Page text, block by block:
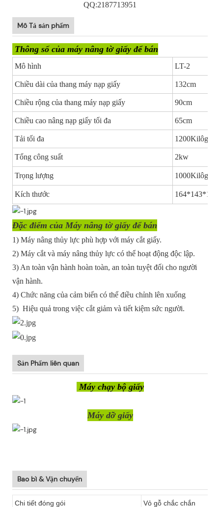
QQ:2187713951
Mô Tả sản phẩm
Thông số của máy nâng tờ giấy để bán
Mô hình LT-2
Chiều dài của thang máy nạp giấy 132cm
Chiều rộng của thang máy nạp giấy 90cm
Chiều cao nâng nạp giấy tối đa 65cm
Tải tối đa 1200Kilôgam
Tổng công suất 2kw
Trọng lượng 1000Kilôgam
Kích thước
Đặc điểm của Máy nâng tờ giấy để bán
1) Máy nâng thủy lực phù hợp với máy cắt giấy.
2) Máy cắt và máy nâng thủy lực có thể hoạt động độc lập.
3) An toàn vận hành hoàn toàn, an toàn tuyệt đối cho người
vận hành.
4) Chức năng của cảm biến có thể điều chỉnh lên xuống
5) Hiệu quả trong việc cắt giảm và tiết kiệm sức người.
Sản Phẩm liên quan
Máy chạy bộ giấy
Máy dỡ giấy
Bao bì & Vận chuyển
Chi tiết đóng gói Vỏ gỗ chắc chắn